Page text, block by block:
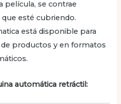
película, se contrae
esté cubriendo.
está disponible para
productos y en formatos
automática retráctil: